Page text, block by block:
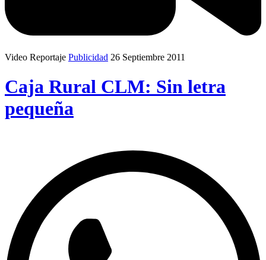
Video Reportaje Publicidad 26 Septiembre 2011
Caja Rural CLM: Sin letra
pequeña